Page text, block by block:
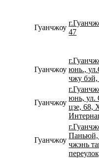
Гуанчжоу
47
Гуанчжоу юнь.,
чжу бэй,
Гуанчжоу
юнь, ул.
цзе, 68,
Гуанчжоу
Паньюй,
чжэнь